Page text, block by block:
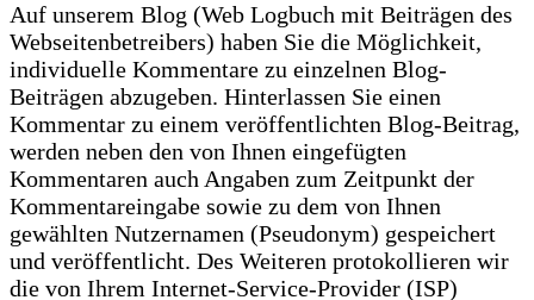
Auf unserem Blog (Web Logbuch mit Beiträgen des
Webseitenbetreibers) haben Sie die Möglichkeit,
individuelle Kommentare zu einzelnen Blog-
Beiträgen abzugeben. Hinterlassen Sie einen
Kommentar zu einem veröffentlichten Blog-Beitrag,
werden neben den von Ihnen eingefügten
Kommentaren auch Angaben zum Zeitpunkt der
Kommentareingabe sowie zu dem von Ihnen
gewählten Nutzernamen (Pseudonym) gespeichert
und veröffentlicht. Des Weiteren protokollieren wir
die von Ihrem Internet-Service-Provider (ISP)